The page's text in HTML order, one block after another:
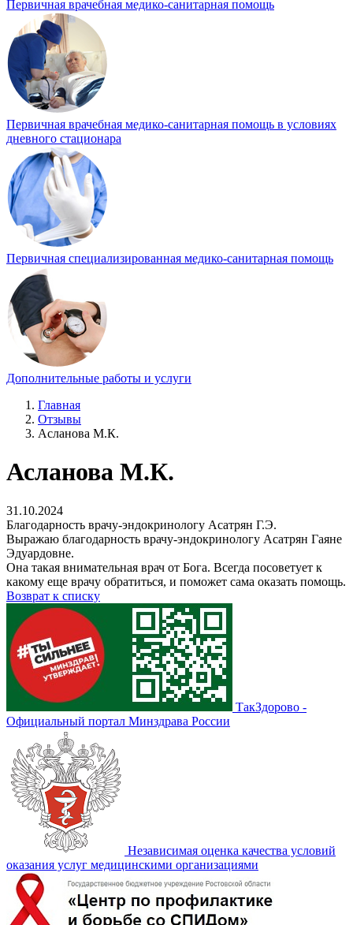
Первичная врачебная медико-санитарная помощь
Первичная врачебная медико-санитарная помощь в условиях
дневного стационара
Первичная специализированная медико-санитарная помощь
Дополнительные работы и услуги
Главная
Отзывы
Асланова М.К.
Асланова М.К.
31.10.2024
Благодарность врачу-эндокринологу Асатрян Г.Э.
Выражаю благодарность врачу-эндокринологу Асатрян Гаяне
Эдуардовне.
Она такая внимательная врач от Бога. Всегда посоветует к
какому еще врачу обратиться, и поможет сама оказать помощь.
Возврат к списку
ТакЗдорово -
Официальный портал Минздрава России
Независимая оценка качества условий
оказания услуг медицинскими организациями